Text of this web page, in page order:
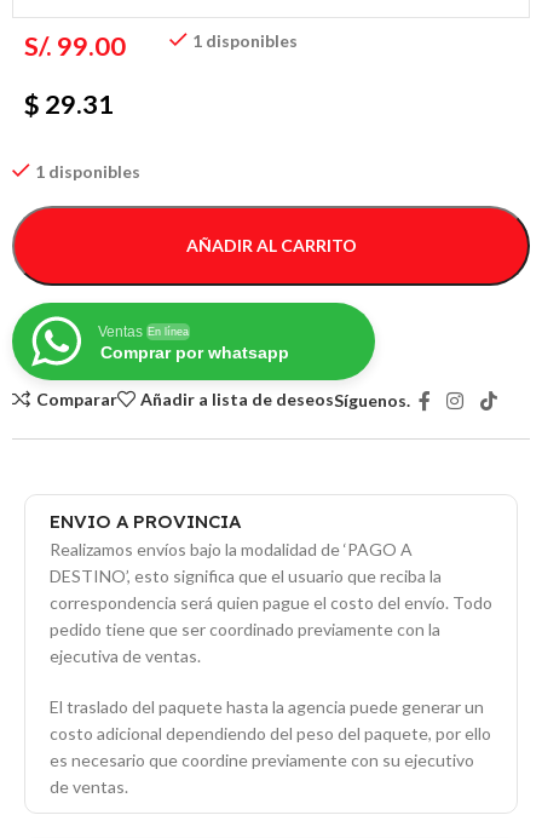
S/. 99.00
$ 29.31
1 disponibles
1 disponibles
AÑADIR AL CARRITO
Ventas En línea
Comprar por whatsapp
Comparar Añadir a lista de deseosSíguenos.
ENVIO A PROVINCIA
Realizamos envíos bajo la modalidad de ‘PAGO A
DESTINO’, esto significa que el usuario que reciba la
correspondencia será quien pague el costo del envío. Todo
pedido tiene que ser coordinado previamente con la
ejecutiva de ventas.
El traslado del paquete hasta la agencia puede generar un
costo adicional dependiendo del peso del paquete, por ello
es necesario que coordine previamente con su ejecutivo
de ventas.